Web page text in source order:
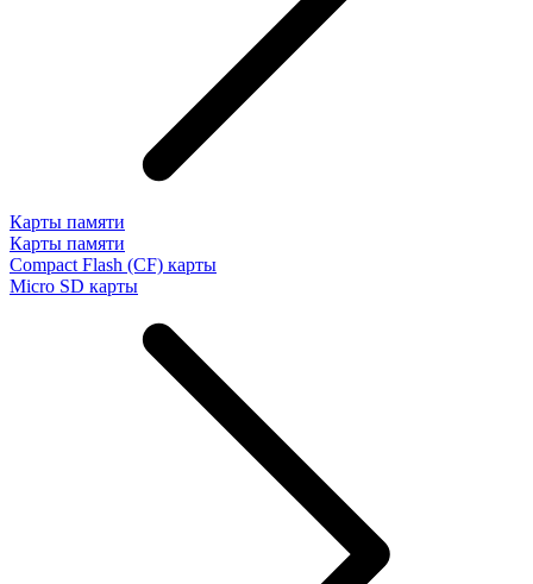
Карты памяти
Карты памяти
Compact Flash (CF) карты
Micro SD карты